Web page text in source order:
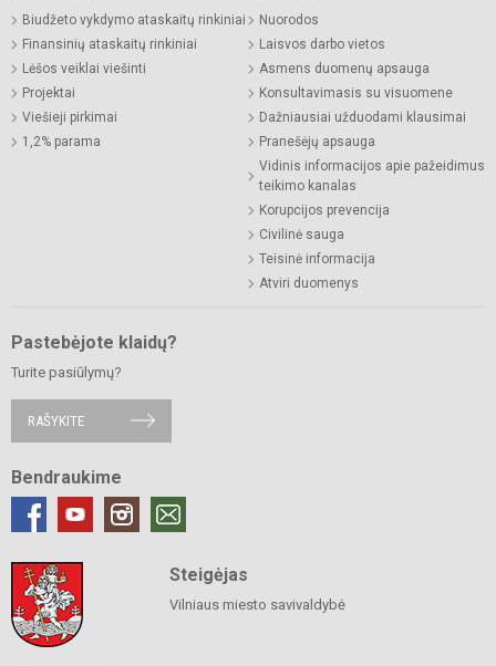
Biudžeto vykdymo ataskaitų rinkiniai
Finansinių ataskaitų rinkiniai
Lėšos veiklai viešinti
Projektai
Viešieji pirkimai
1,2% parama
Nuorodos
Laisvos darbo vietos
Asmens duomenų apsauga
Konsultavimasis su visuomene
Dažniausiai užduodami klausimai
Pranešėjų apsauga
Vidinis informacijos apie pažeidimus
teikimo kanalas
Korupcijos prevencija
Civilinė sauga
Teisinė informacija
Atviri duomenys
Pastebėjote klaidų?
Turite pasiūlymų?
RAŠYKITE
Bendraukime
Steigėjas
Vilniaus miesto savivaldybė